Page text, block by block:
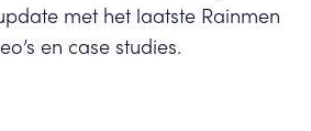
met het laatste Rainmen
en case studies.